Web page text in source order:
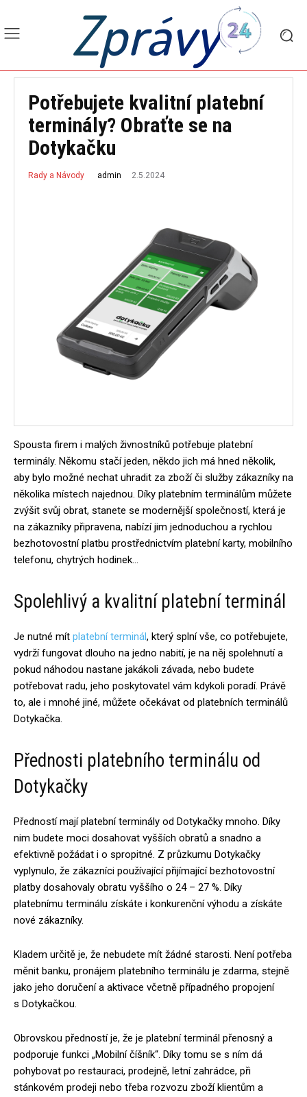
Zprávy
Potřebujete kvalitní platební
terminály? Obraťte se na
Dotykačku
Rady a Návody admin 2.5.2024
Spousta firem i malých živnostníků potřebuje platební
terminály. Někomu stačí jeden, někdo jich má hned několik,
aby bylo možné nechat uhradit za zboží či služby zákazníky na
několika místech najednou. Díky platebním terminálům můžete
zvýšit svůj obrat, stanete se modernější společností, která je
na zákazníky připravena, nabízí jim jednoduchou a rychlou
bezhotovostní platbu prostřednictvím platební karty, mobilního
telefonu, chytrých hodinek…
Spolehlivý a kvalitní platební terminál
Je nutné mít platební terminál, který splní vše, co potřebujete,
vydrží fungovat dlouho na jedno nabití, je na něj spolehnutí a
pokud náhodou nastane jakákoli závada, nebo budete
potřebovat radu, jeho poskytovatel vám kdykoli poradí. Právě
to, ale i mnohé jiné, můžete očekávat od platebních terminálů
Dotykačka.
Přednosti platebního terminálu od
Dotykačky
Předností mají platební terminály od Dotykačky mnoho. Díky
nim budete moci dosahovat vyšších obratů a snadno a
efektivně požádat i o spropitné. Z průzkumu Dotykačky
vyplynulo, že zákazníci používající přijímající bezhotovostní
platby dosahovaly obratu vyššího o 24 – 27 %. Díky
platebnímu terminálu získáte i konkurenční výhodu a získáte
nové zákazníky.
Kladem určitě je, že nebudete mít žádné starosti. Není potřeba
měnit banku, pronájem platebního terminálu je zdarma, stejně
jako jeho doručení a aktivace včetně případného propojení
s Dotykačkou.
Obrovskou předností je, že je platební terminál přenosný a
podporuje funkci „Mobilní číšník“. Díky tomu se s ním dá
pohybovat po restauraci, prodejně, letní zahrádce, při
stánkovém prodeji nebo třeba rozvozu zboží klientům a